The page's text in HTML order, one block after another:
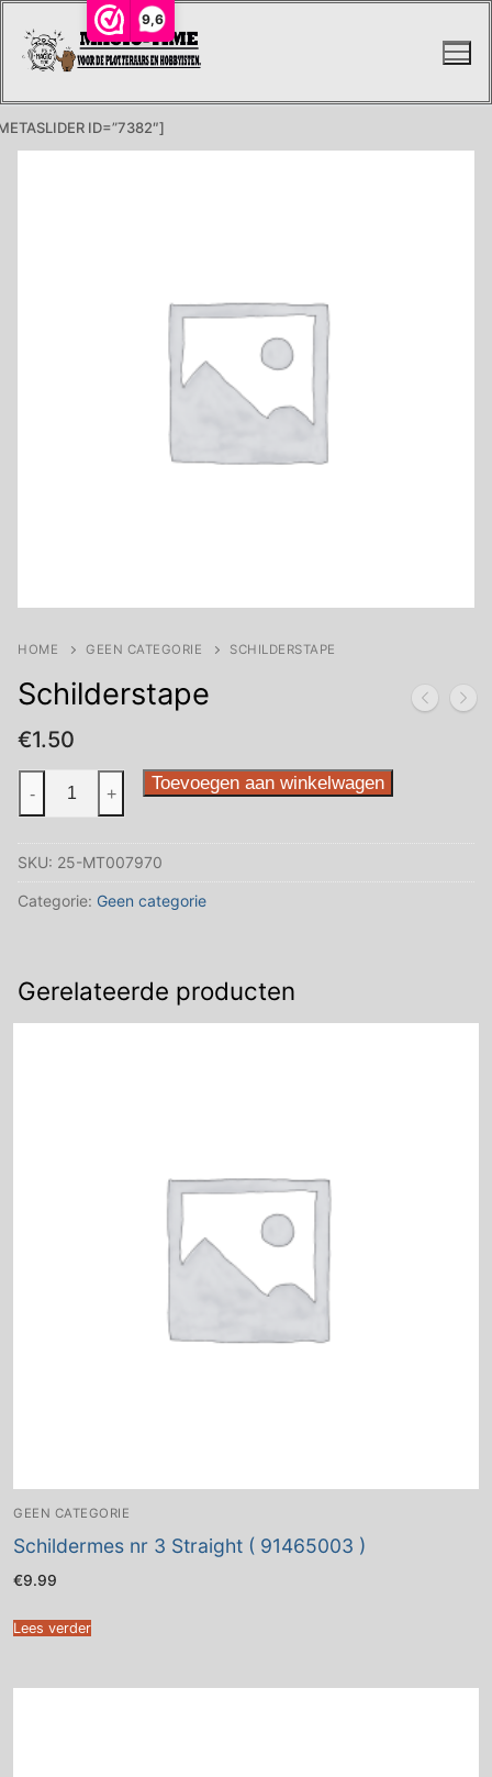
9,6
naar
ID=”7382″]
HOME GEEN CATEGORIE SCHILDERSTAPE
Schilderstape
€1.50
Schilderstape
aantal
- + Toevoegen aan winkelwagen
SKU: 25-MT007970
Categorie: Geen categorie
Gerelateerde producten
GEEN CATEGORIE
Schildermes nr 3 Straight ( 91465003 )
€9.99
Lees verder